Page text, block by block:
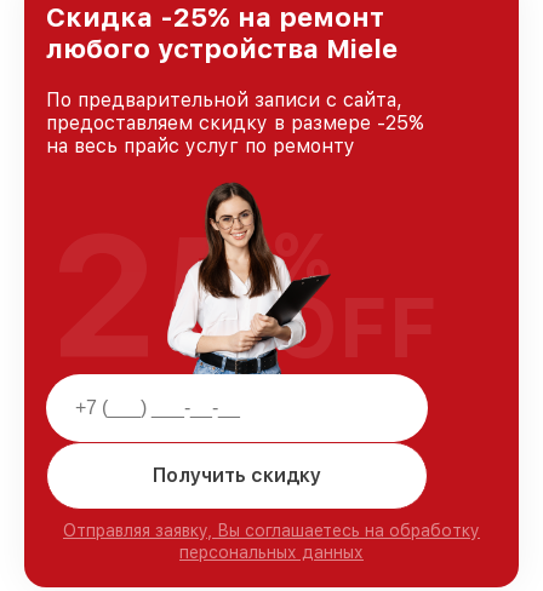
Краснодаре, постоянно повышая уровень
доверия и лояльности наших клиентов.
Скидка -25% на ремонт
любого устройства Miele
По предварительной записи с сайта,
предоставляем скидку в размере -25%
на весь прайс услуг по ремонту
Получить скидку
Отправляя заявку, Вы соглашаетесь на обработку
персональных данных
25%
OFF